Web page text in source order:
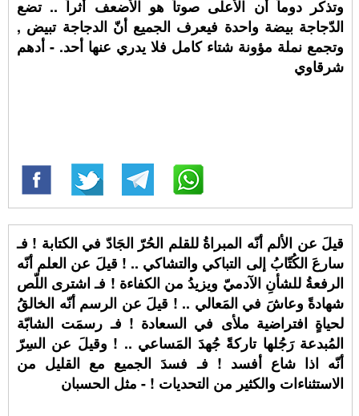
وتذكر دوماً أن الأعلى صوتاً هو الأضعف أثراً .. تضع
الدّجاجة بيضة واحدة فيعرف الجميع أنّ الدجاجة تبيض ,
وتجمع نملة مؤونة شتاء كامل فلا يدري عنها أحد. - أدهم
شرقاوي
قيلَ عن الألم أنّه المبراةُ للقلم الحُرّ الجَادّ في الكتابة ! فـ
سارعَ الكُتّابُ إلى التباكي والتشاكي .. ! قيلَ عن العلم أنّه
الرفعةُ للشأنِ الآدميّ ويزيدُ من الكفاءة ! فـ اشترى اللّص
شهادةً وعاشَ في المَعالي .. ! قيلَ عن الرسم أنّه الخالقُ
لحياةٍ افتراضية ملأى في السعادة ! فـ رسمَت الشابّة
المُبدعة رَجُلها تاركةً جُهدَ المَساعي .. ! وقيلَ عن السِرّ
أنّه اذا شاع أفسد ! فـ فسدَ الجميع مع القليل من
الاستثناءات والكثير من التحديات ! - مثل الحسبان